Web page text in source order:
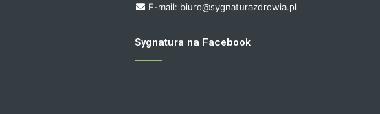
E-mail: biuro@sygnaturazdrowia.pl
Sygnatura na Facebook